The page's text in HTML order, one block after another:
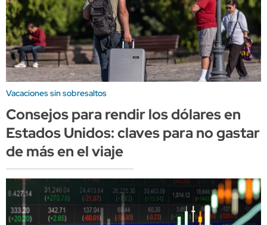
Vacaciones sin sobresaltos
Consejos para rendir los dólares en
Estados Unidos: claves para no gastar
de más en el viaje